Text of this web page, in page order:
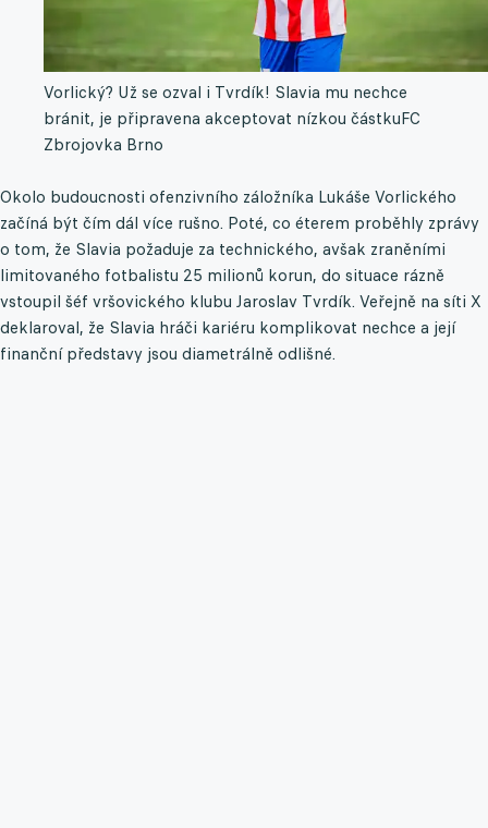
Vorlický? Už se ozval i Tvrdík! Slavia mu nechce
bránit, je připravena akceptovat nízkou částkuFC
Zbrojovka Brno
Okolo budoucnosti ofenzivního záložníka Lukáše Vorlického
začíná být čím dál více rušno. Poté, co éterem proběhly zprávy
o tom, že Slavia požaduje za technického, avšak zraněními
limitovaného fotbalistu 25 milionů korun, do situace rázně
vstoupil šéf vršovického klubu Jaroslav Tvrdík. Veřejně na síti X
deklaroval, že Slavia hráči kariéru komplikovat nechce a její
finanční představy jsou diametrálně odlišné.